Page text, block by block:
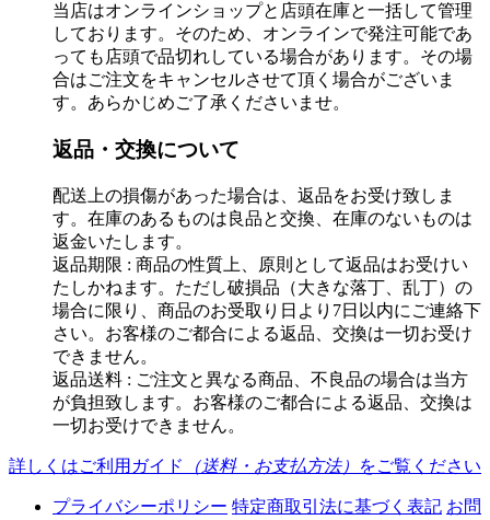
当店はオンラインショップと店頭在庫と一括して管理
しております。そのため、オンラインで発注可能であ
っても店頭で品切れしている場合があります。その場
合はご注文をキャンセルさせて頂く場合がございま
す。あらかじめご了承くださいませ。
返品・交換について
配送上の損傷があった場合は、返品をお受け致しま
す。在庫のあるものは良品と交換、在庫のないものは
返金いたします。
返品期限 : 商品の性質上、原則として返品はお受けい
たしかねます。ただし破損品（大きな落丁、乱丁）の
場合に限り、商品のお受取り日より7日以内にご連絡下
さい。お客様のご都合による返品、交換は一切お受け
できません。
返品送料 : ご注文と異なる商品、不良品の場合は当方
が負担致します。お客様のご都合による返品、交換は
一切お受けできません。
詳しくはご利用ガイド （送料・お支払方法） をご覧ください
プライバシーポリシー 特定商取引法に基づく表記 お問